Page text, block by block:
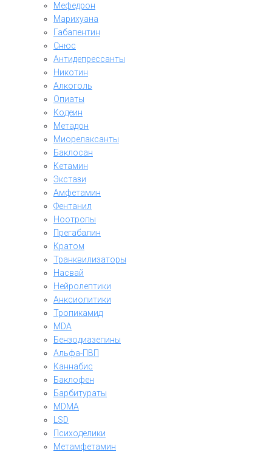
Мефедрон
Марихуана
Габапентин
Снюс
Антидепрессанты
Никотин
Алкоголь
Опиаты
Кодеин
Метадон
Миорелаксанты
Баклосан
Кетамин
Экстази
Амфетамин
Фентанил
Ноотропы
Прегабалин
Кратом
Транквилизаторы
Насвай
Нейролептики
Анксиолитики
Тропикамид
MDA
Бензодиазепины
Альфа-ПВП
Каннабис
Баклофен
Барбитураты
MDMA
LSD
Психоделики
Метамфетамин